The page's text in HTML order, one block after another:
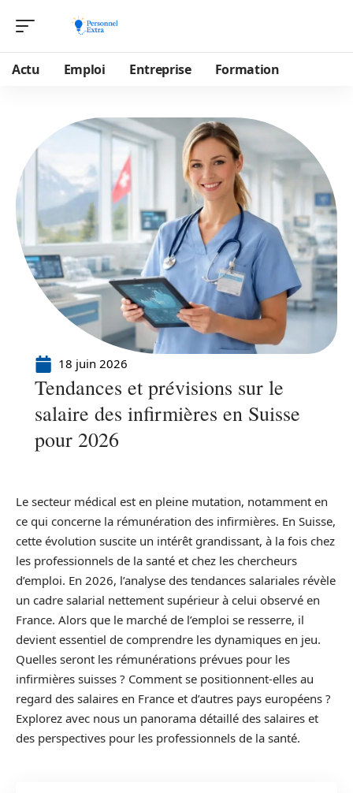
Actu Emploi Entreprise Formation
18 juin 2026
Tendances et prévisions sur le
salaire des infirmières en Suisse
pour 2026
Le secteur médical est en pleine mutation, notamment en
ce qui concerne la rémunération des infirmières. En Suisse,
cette évolution suscite un intérêt grandissant, à la fois chez
les professionnels de la santé et chez les chercheurs
d’emploi. En 2026, l’analyse des tendances salariales révèle
un cadre salarial nettement supérieur à celui observé en
France. Alors que le marché de l’emploi se resserre, il
devient essentiel de comprendre les dynamiques en jeu.
Quelles seront les rémunérations prévues pour les
infirmières suisses ? Comment se positionnent-elles au
regard des salaires en France et d’autres pays européens ?
Explorez avec nous un panorama détaillé des salaires et
des perspectives pour les professionnels de la santé.